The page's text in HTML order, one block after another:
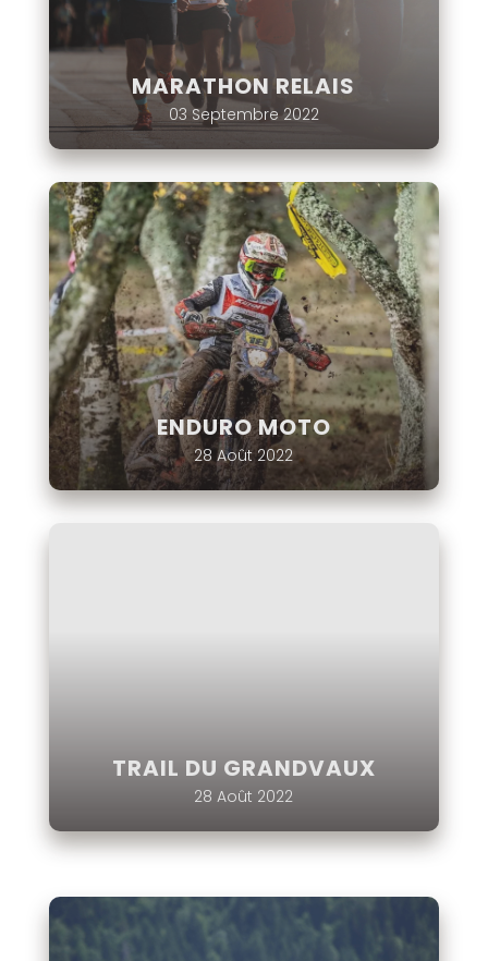
MARATHON RELAIS
03 Septembre 2022
ENDURO MOTO
28 Août 2022
TRAIL DU GRANDVAUX
28 Août 2022